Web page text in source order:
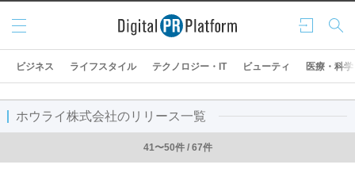
ログ
イン
検索
メニ
ュー
ビジネス ライフスタイル テクノロジー・IT ビューティ 医療・科学
ホウライ株式会社のリリース一覧
41〜50件 / 67件